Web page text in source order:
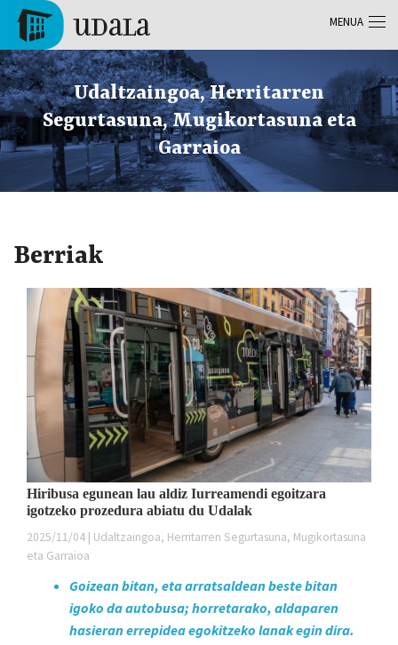
Skip to main content
Tolosa
Udaltzaingoa, Herritarren
Segurtasuna, Mugikortasuna eta
Garraioa
Berriak
Hiribusa egunean lau aldiz Iurreamendi egoitzara
igotzeko prozedura abiatu du Udalak
2025/11/04 | Udaltzaingoa, Herritarren Segurtasuna, Mugikortasuna
eta Garraioa
Goizean bitan, eta arratsaldean beste bitan
igoko da autobusa; horretarako, aldaparen
hasieran errepidea egokitzeko lanak egin dira.
MENUA